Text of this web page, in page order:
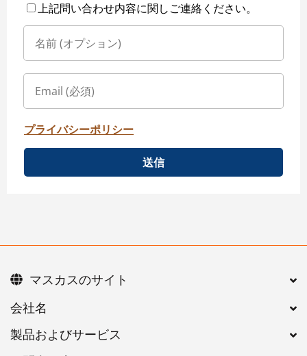
上記問い合わせ内容に関しご連絡ください。
プライバシーポリシー
送信
会社名
製品およびサービス
マスカスのサイト